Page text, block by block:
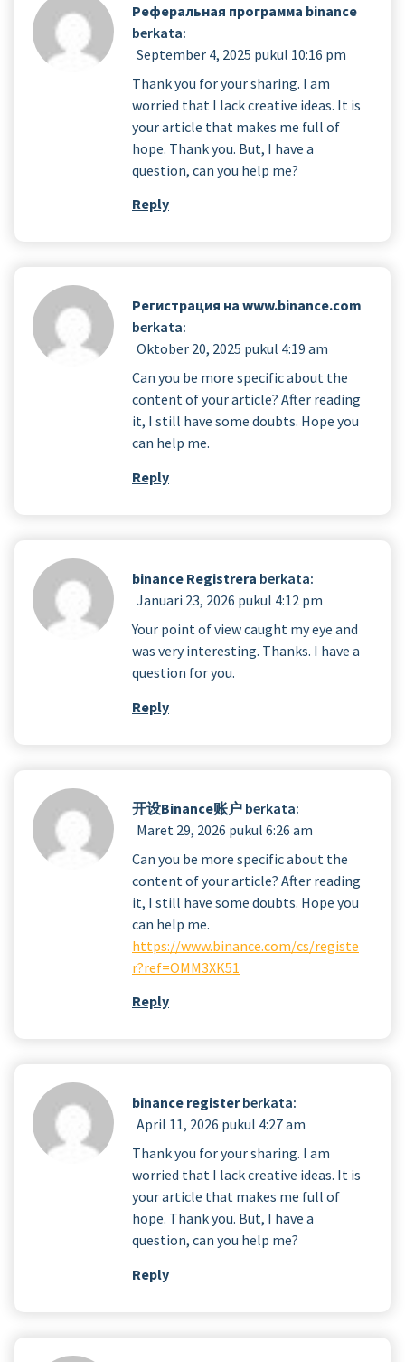
Реферальная программа binance
berkata:
September 4, 2025 pukul 10:16 pm
Thank you for your sharing. I am
worried that I lack creative ideas. It is
your article that makes me full of
hope. Thank you. But, I have a
question, can you help me?
Reply
Регистрация на www.binance.com
berkata:
Oktober 20, 2025 pukul 4:19 am
Can you be more specific about the
content of your article? After reading
it, I still have some doubts. Hope you
can help me.
Reply
binance Registrera berkata:
Januari 23, 2026 pukul 4:12 pm
Your point of view caught my eye and
was very interesting. Thanks. I have a
question for you.
Reply
开设Binance账户 berkata:
Maret 29, 2026 pukul 6:26 am
Can you be more specific about the
content of your article? After reading
it, I still have some doubts. Hope you
can help me.
https://www.binance.com/cs/registe
r?ref=OMM3XK51
Reply
binance register berkata:
April 11, 2026 pukul 4:27 am
Thank you for your sharing. I am
worried that I lack creative ideas. It is
your article that makes me full of
hope. Thank you. But, I have a
question, can you help me?
Reply